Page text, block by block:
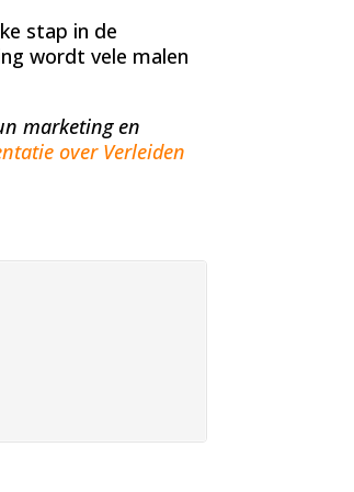
stap in de
wordt vele malen
marketing en
over Verleiden